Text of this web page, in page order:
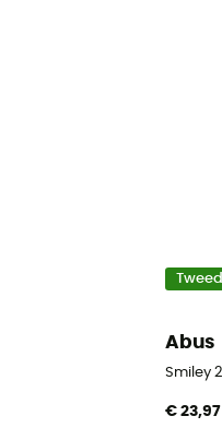
Abus
Smiley
€ 23,97